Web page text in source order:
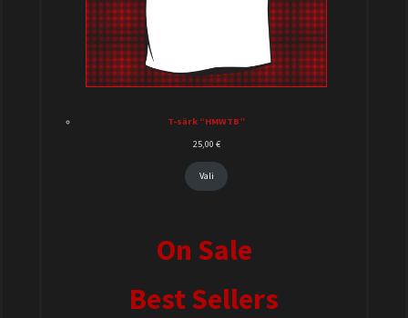
T-särk “HMWTB”
25,00 €
Vali
On Sale
Best Sellers